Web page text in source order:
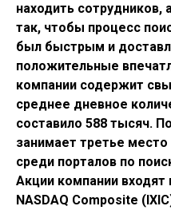
находить
так, чтобы процесс
был быстрым и
положительные
компании содержит
среднее дневное
составило 588 тысяч.
занимает третье
среди порталов по
Акции компании входят
NASDAQ Composite